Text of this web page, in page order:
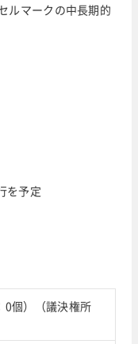
ルマークの中長期的
を予定
0個）（議決権所